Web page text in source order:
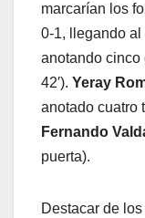
marcarían los
0-1, llegando al
anotando cinco
42′). Yeray
anotado cuatro
Fernando
puerta).
Destacar de